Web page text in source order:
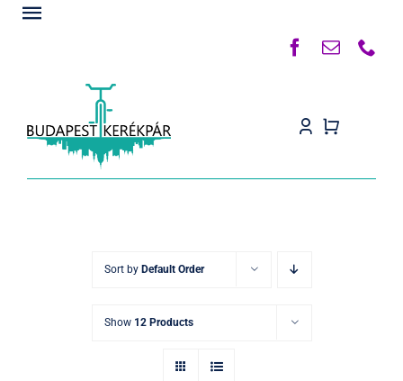
Kihagyás
Toggle
Sort by Default Order
Show 12 Products